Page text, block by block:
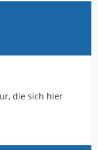
die sich hier